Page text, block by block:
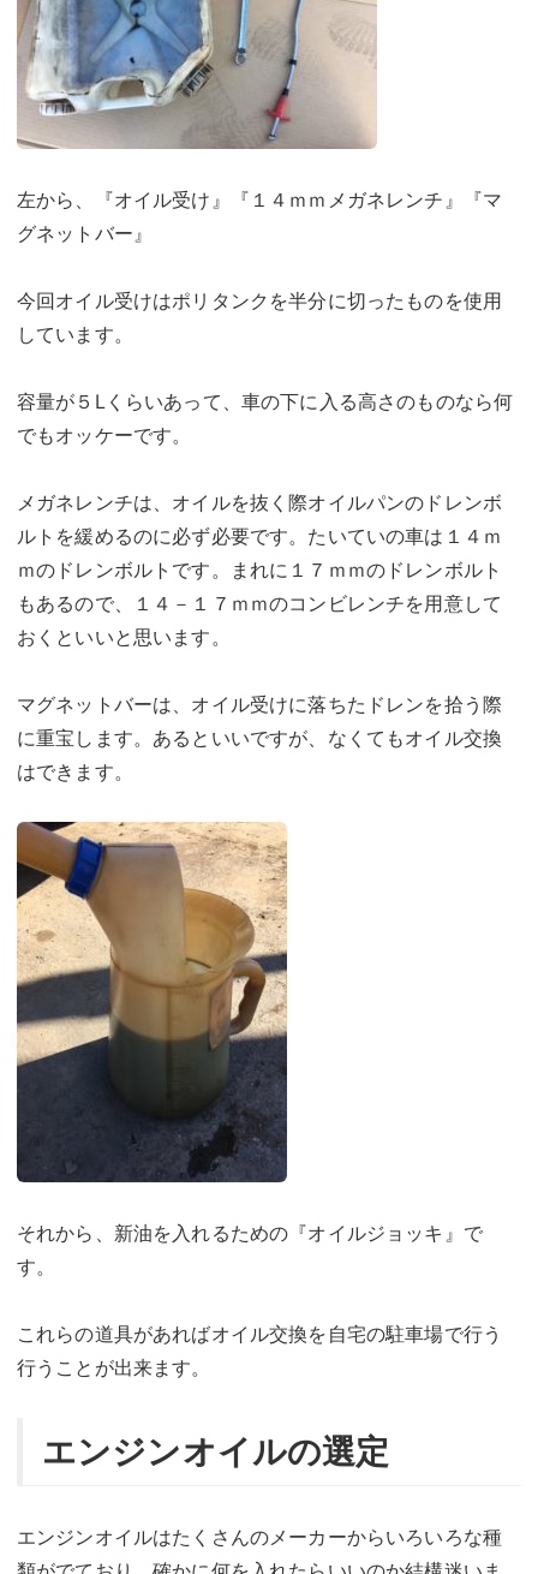
左から、『オイル受け』『１４ｍｍメガネレンチ』『マ
グネットバー』
今回オイル受けはポリタンクを半分に切ったものを使用
しています。
容量が５Lくらいあって、車の下に入る高さのものなら何
でもオッケーです。
メガネレンチは、オイルを抜く際オイルパンのドレンボ
ルトを緩めるのに必ず必要です。たいていの車は１４ｍ
ｍのドレンボルトです。まれに１７ｍｍのドレンボルト
もあるので、１４－１７ｍｍのコンビレンチを用意して
おくといいと思います。
マグネットバーは、オイル受けに落ちたドレンを拾う際
に重宝します。あるといいですが、なくてもオイル交換
はできます。
それから、新油を入れるための『オイルジョッキ』で
す。
これらの道具があればオイル交換を自宅の駐車場で行う
行うことが出来ます。
エンジンオイルの選定
エンジンオイルはたくさんのメーカーからいろいろな種